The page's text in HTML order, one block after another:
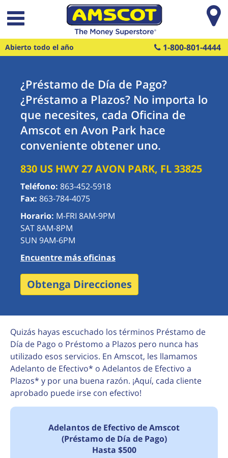
Saltar al contenido principal
Abierto todo el año 1-800-801-4444
¿Préstamo de Día de Pago?
¿Préstamo a Plazos? No importa lo
que necesites, cada Oficina de
Amscot en Avon Park hace
conveniente obtener uno.
830 US HWY 27AVON PARK, FL33825
Teléfono: 863-452-5918
Fax: 863-784-4075
Horario: M-FRI 8AM-9PM
SAT 8AM-8PM
SUN 9AM-6PM
Encuentre más oficinas
Obtenga Direcciones
Quizás hayas escuchado los términos Préstamo de
Día de Pago o Préstomo a Plazos pero nunca has
utilizado esos servicios. En Amscot, les llamamos
Adelanto de Efectivo* o Adelantos de Efectivo a
Plazos* y por una buena razón. ¡Aquí, cada cliente
aprobado puede irse con efectivo!
Adelantos de Efectivo de Amscot
(Préstamo de Día de Pago)
Hasta $500